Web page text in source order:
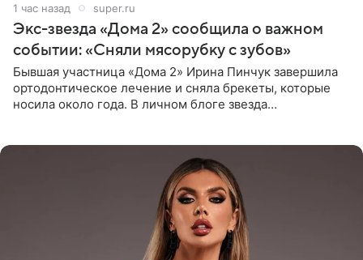
1 час назад super.ru
Экс-звезда «Дома 2» сообщила о важном
событии: «Сняли мясорубку с зубов»
Бывшая участница «Дома 2» Ирина Пинчук завершила
ортодонтическое лечение и сняла брекеты, которые
носила около года. В личном блоге звезда